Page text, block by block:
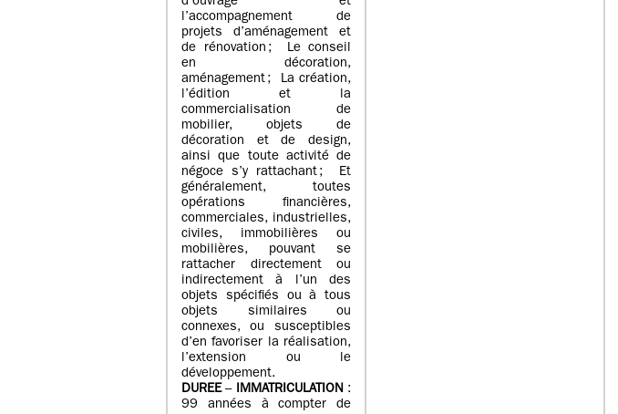
l’accompagnement de
projets d’aménagement et
de rénovation ; Le conseil
en décoration,
aménagement ; La création,
l’édition et la
commercialisation de
mobilier, objets de
décoration et de design,
ainsi que toute activité de
négoce s’y rattachant ; Et
généralement, toutes
opérations financières,
commerciales, industrielles,
civiles, immobilières ou
mobilières, pouvant se
rattacher directement ou
indirectement à l’un des
objets spécifiés ou à tous
objets similaires ou
connexes, ou susceptibles
d’en favoriser la réalisation,
l’extension ou le
développement.
DUREE– IMMATRICULATION:
99 années à compter de